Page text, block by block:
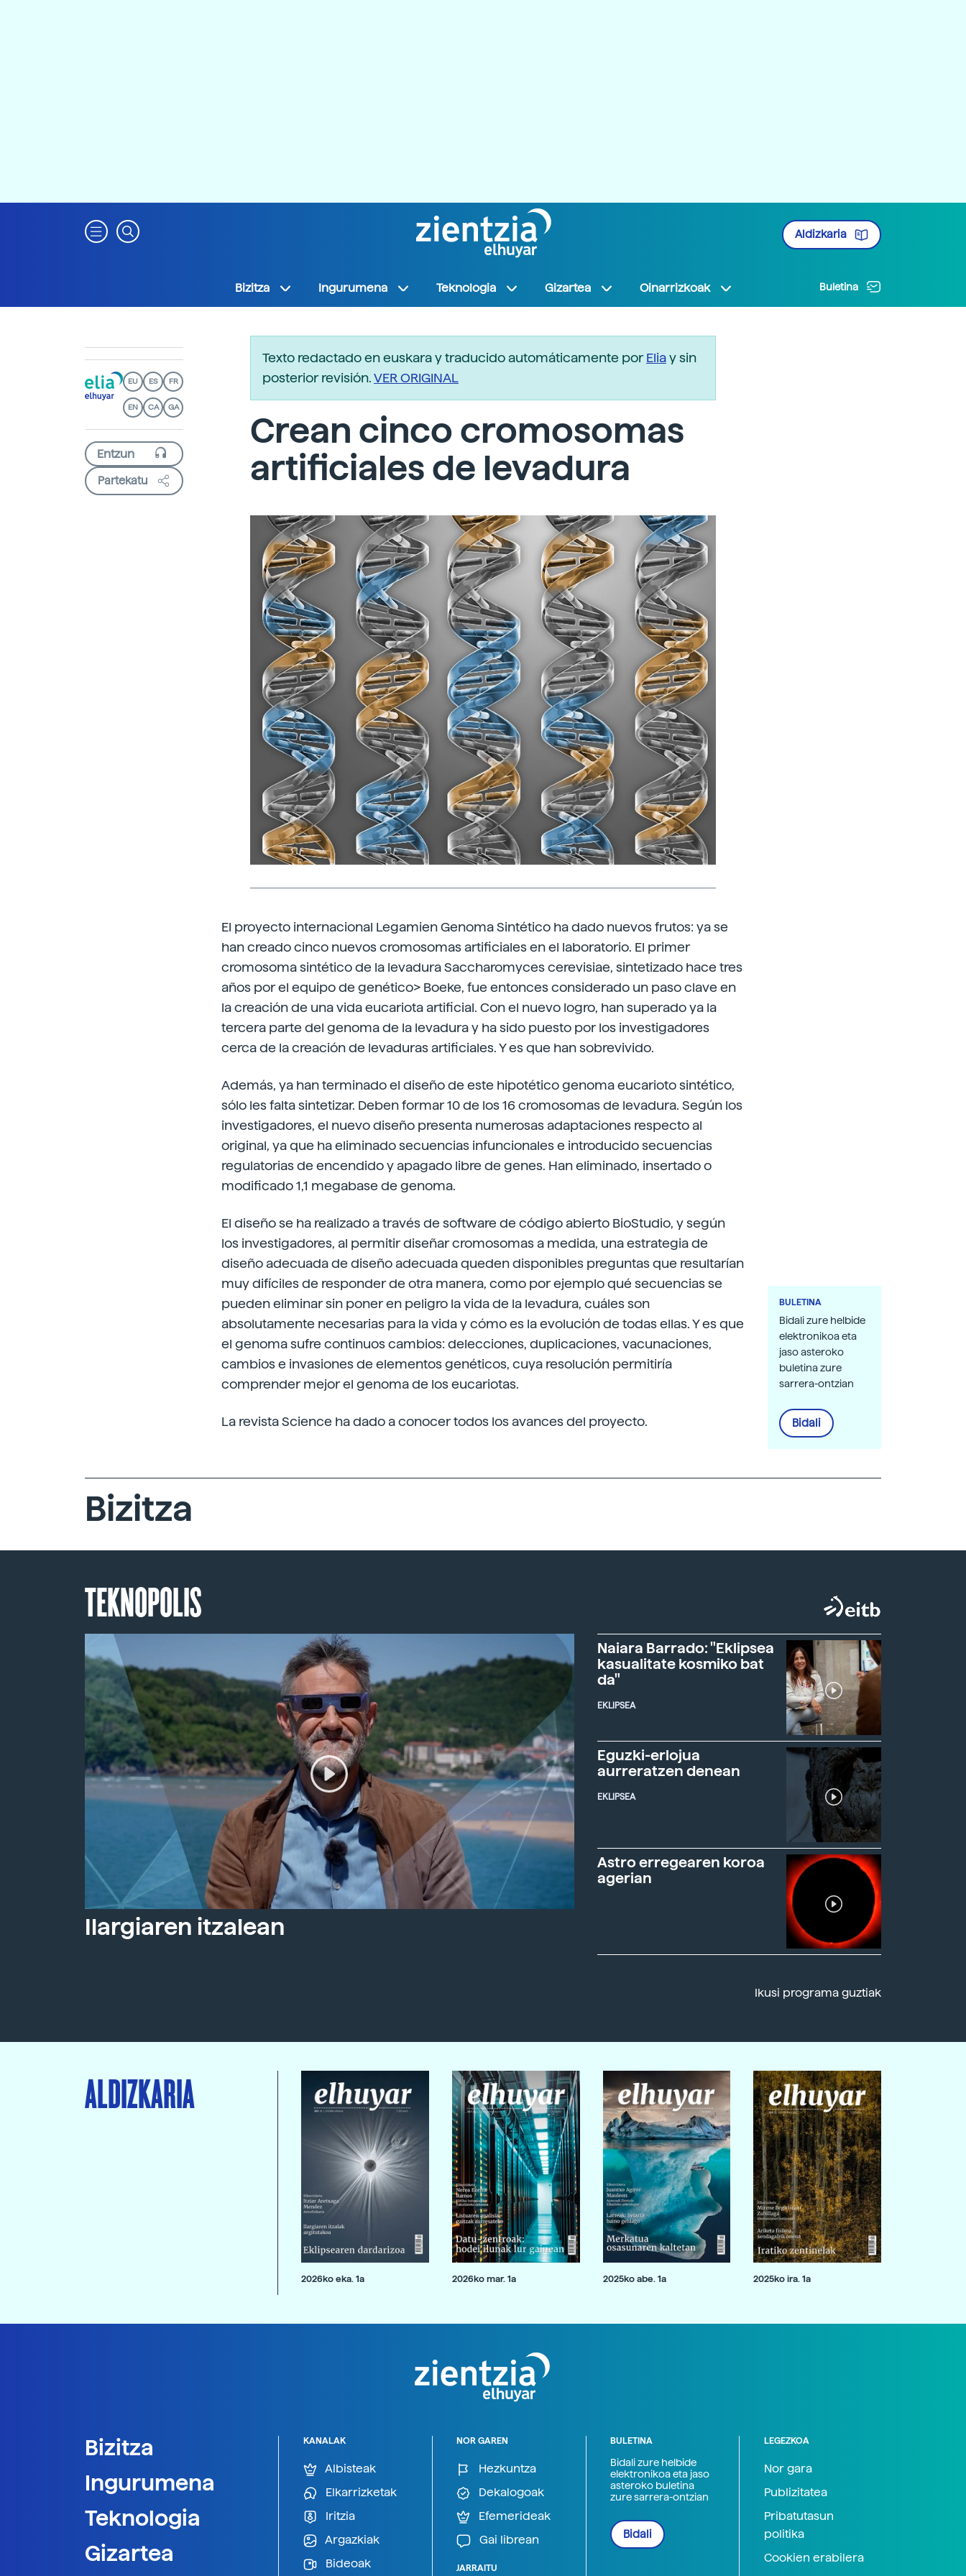
Aldizkaria
Bizitza Ingurumena Teknologia Gizartea Oinarrizkoak Buletina
EU ES FR
EN CA GA
Partekatu
Texto redactado en euskara y traducido automáticamente porEliay sin
posterior revisión.VER ORIGINAL
Crean cinco cromosomas
artificiales de levadura
El proyecto internacional Legamien Genoma Sintético ha dado nuevos frutos: ya se
han creado cinco nuevos cromosomas artificiales en el laboratorio. El primer
cromosoma sintético de la levadura Saccharomyces cerevisiae, sintetizado hace tres
años por el equipo de genético> Boeke, fue entonces considerado un paso clave en
la creación de una vida eucariota artificial. Con el nuevo logro, han superado ya la
tercera parte del genoma de la levadura y ha sido puesto por los investigadores
cerca de la creación de levaduras artificiales. Y es que han sobrevivido.
Además, ya han terminado el diseño de este hipotético genoma eucarioto sintético,
sólo les falta sintetizar. Deben formar 10 de los 16 cromosomas de levadura. Según los
investigadores, el nuevo diseño presenta numerosas adaptaciones respecto al
original, ya que ha eliminado secuencias infuncionales e introducido secuencias
regulatorias de encendido y apagado libre de genes. Han eliminado, insertado o
modificado 1,1 megabase de genoma.
El diseño se ha realizado a través de software de código abierto BioStudio, y según
los investigadores, al permitir diseñar cromosomas a medida, una estrategia de
diseño adecuada de diseño adecuada queden disponibles preguntas que resultarían
muy difíciles de responder de otra manera, como por ejemplo qué secuencias se
pueden eliminar sin poner en peligro la vida de la levadura, cuáles son
absolutamente necesarias para la vida y cómo es la evolución de todas ellas. Y es que
el genoma sufre continuos cambios: delecciones, duplicaciones, vacunaciones,
cambios e invasiones de elementos genéticos, cuya resolución permitiría
comprender mejor el genoma de los eucariotas.
La revista Science ha dado a conocer todos los avances del proyecto.
BULETINA
Bidali zure helbide
elektronikoa eta
jaso asteroko
buletina zure
sarrera-ontzian
Bidali
Bizitza
TEKNOPOLIS
Ilargiaren itzalean
Naiara Barrado: "Eklipsea
kasualitate kosmiko bat
da"
EKLIPSEA
Eguzki-erlojua
aurreratzen denean
EKLIPSEA
Astro erregearen koroa
agerian
Ikusi programa guztiak
ALDIZKARIA
2026ko eka. 1a 2026ko mar. 1a 2025ko abe. 1a 2025ko ira. 1a
Bizitza
Ingurumena
Teknologia
Gizartea
KANALAK
Albisteak
Elkarrizketak
Iritzia
Argazkiak
Bideoak
NOR GAREN
Hezkuntza
Dekalogoak
Efemerideak
Gai librean
JARRAITU
BULETINA
Bidali zure helbide
elektronikoa eta jaso
asteroko buletina
zure sarrera-ontzian
Bidali
LEGEZKOA
Nor gara
Publizitatea
Pribatutasun
politika
Cookien erabilera